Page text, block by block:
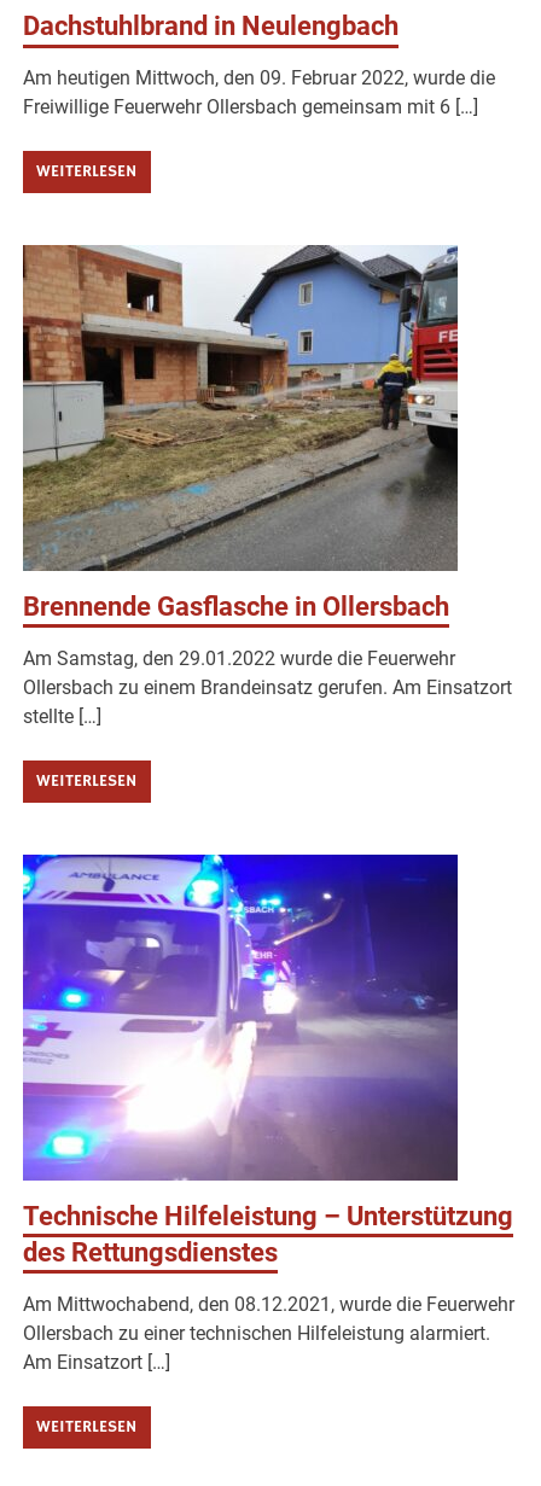
Dachstuhlbrand in Neulengbach
Am heutigen Mittwoch, den 09. Februar 2022, wurde die
Freiwillige Feuerwehr Ollersbach gemeinsam mit 6 […]
WEITERLESEN
Brennende Gasflasche in Ollersbach
Am Samstag, den 29.01.2022 wurde die Feuerwehr
Ollersbach zu einem Brandeinsatz gerufen. Am Einsatzort
stellte […]
WEITERLESEN
Technische Hilfeleistung – Unterstützung
des Rettungsdienstes
Am Mittwochabend, den 08.12.2021, wurde die Feuerwehr
Ollersbach zu einer technischen Hilfeleistung alarmiert.
Am Einsatzort […]
WEITERLESEN